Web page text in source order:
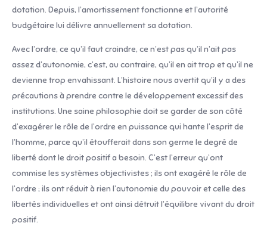
dotation. Depuis, l’amortissement fonctionne et l’autorité
budgétaire lui délivre annuellement sa dotation.
Avec l’ordre, ce qu’il faut craindre, ce n’est pas qu’il n’ait pas
assez d’autonomie, c’est, au contraire, qu’il en ait trop et qu’il ne
devienne trop envahissant. L’histoire nous avertit qu’il y a des
précautions à prendre contre le développement excessif des
institutions. Une saine philosophie doit se garder de son côté
d’exagérer le rôle de l’ordre en puissance qui hante l’esprit de
l’homme, parce qu’il étoufferait dans son germe le degré de
liberté dont le droit positif a besoin. C’est l’erreur qu’ont
commise les systèmes objectivistes ; ils ont exagéré le rôle de
l’ordre ; ils ont réduit à rien l’autonomie du pouvoir et celle des
libertés individuelles et ont ainsi détruit l’équilibre vivant du droit
positif.